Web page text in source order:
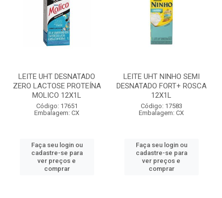
LEITE UHT DESNATADO
ZERO LACTOSE PROTEÍNA
MOLICO 12X1L
Código: 17651
Embalagem: CX
Faça seu login ou
cadastre-se para
ver preços e
comprar
LEITE UHT NINHO SEMI
DESNATADO FORT+ ROSCA
12X1L
Código: 17583
Embalagem: CX
Faça seu login ou
cadastre-se para
ver preços e
comprar